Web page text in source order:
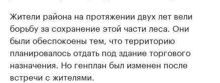
Жители района на протяжении двух лет вели
борьбу за сохранение этой части леса. Они
были обеспокоены тем, что территорию
планировалось отдать под здание торгового
назначения. Но генплан был изменен после
встречи с жителями.